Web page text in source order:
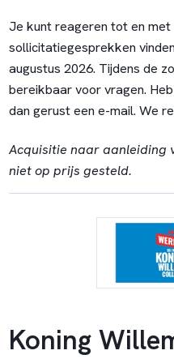
Je kunt reageren tot en met
sollicitatiegesprekken
augustus 2026. Tijdens de
bereikbaar voor vragen.
dan gerust een e-mail. We
Acquisitie naar aanleiding
niet op prijs gesteld.
Koning